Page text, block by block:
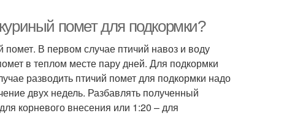
помет для подкормки?
помет. В первом случае птичий навоз и воду
в теплом месте пару дней. Для подкормки
разводить птичий помет для подкормки надо
двух недель. Разбавлять полученный
корневого внесения или 1:20 – для